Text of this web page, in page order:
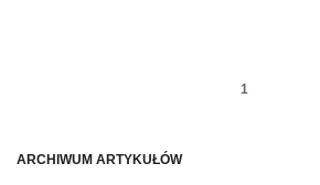
ARCHIWUM ARTYKUŁÓW
1